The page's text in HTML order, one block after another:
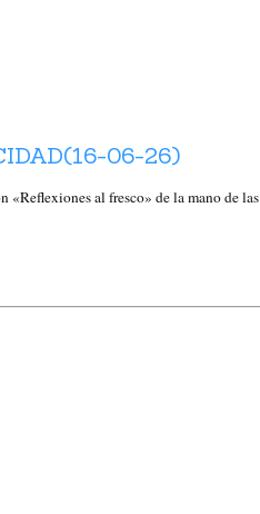
06-26)
«Reflexiones al fresco» de la mano de las